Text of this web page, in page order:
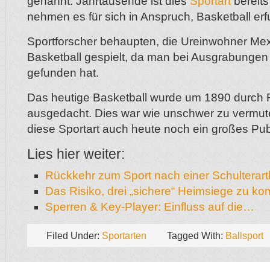
nehmen es für sich in Anspruch, Basketball
Sportforscher behaupten, die Ureinwohner
Basketball gespielt, da man bei
gefunden hat.
Das heutige Basketball wurde um 1890 durch
ausgedacht. Dies war wie unschwer zu
diese Sportart auch heute noch ein großes
Lies hier weiter:
Rückkehr zum Sport nach einer
Das Risiko, drei „sichere“ Heimsiege zu
Sperren & Key-Player: Einfluss auf die…
Filed Under: Sportarten Tagged With: Ballsport